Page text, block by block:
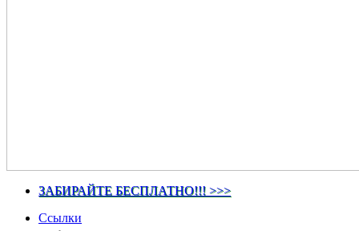
ЗАБИРАЙТЕ БЕСПЛАТНО!!! >>>
Ссылки